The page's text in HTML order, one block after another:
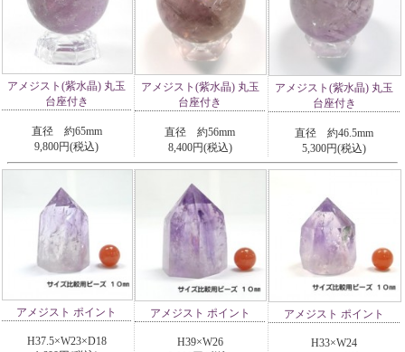
アメジスト(紫水晶) 丸玉
台座付き
直径 約65mm
9,800円(税込)
アメジスト(紫水晶) 丸玉
台座付き
直径 約56mm
8,400円(税込)
アメジスト(紫水晶) 丸玉
台座付き
直径 約46.5mm
5,300円(税込)
アメジスト ポイント
H37.5×W23×D18
アメジスト ポイント
H39×W26
アメジスト ポイント
H33×W24